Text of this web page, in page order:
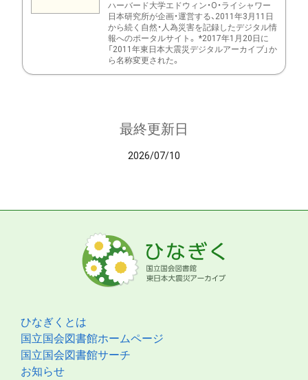
ハーバード大学エドウィン・O・ライシャワー
日本研究所が企画・運営する、2011年3月11日
から続く自然・人為災害を記録したデジタル情
報へのポータルサイト。 *2017年1月20日に
「2011年東日本大震災デジタルアーカイブ」か
ら名称変更された。
最終更新日
2026/07/10
ひなぎくとは
国立国会図書館ホームページ
国立国会図書館サーチ
お知らせ